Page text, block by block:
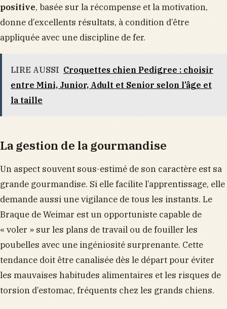
positive, basée sur la récompense et la motivation,
donne d’excellents résultats, à condition d’être
appliquée avec une discipline de fer.
LIRE AUSSI Croquettes chien Pedigree : choisir
entre Mini, Junior, Adult et Senior selon l’âge et
la taille
La gestion de la gourmandise
Un aspect souvent sous-estimé de son caractère est sa
grande gourmandise. Si elle facilite l’apprentissage, elle
demande aussi une vigilance de tous les instants. Le
Braque de Weimar est un opportuniste capable de
« voler » sur les plans de travail ou de fouiller les
poubelles avec une ingéniosité surprenante. Cette
tendance doit être canalisée dès le départ pour éviter
les mauvaises habitudes alimentaires et les risques de
torsion d’estomac, fréquents chez les grands chiens.